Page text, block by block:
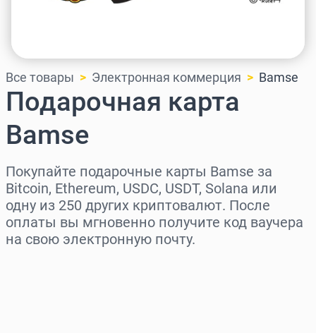
Все товары Электронная коммерция Bamse
Подарочная карта
Bamse
Покупайте подарочные карты Bamse за
Bitcoin, Ethereum, USDC, USDT, Solana или
одну из 250 других криптовалют. После
оплаты вы мгновенно получите код ваучера
на свою электронную почту.